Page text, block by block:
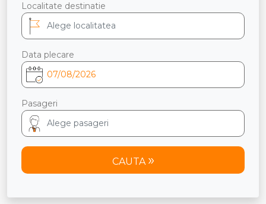
Localitate destinatie
Data plecare
Pasageri
CAUTA